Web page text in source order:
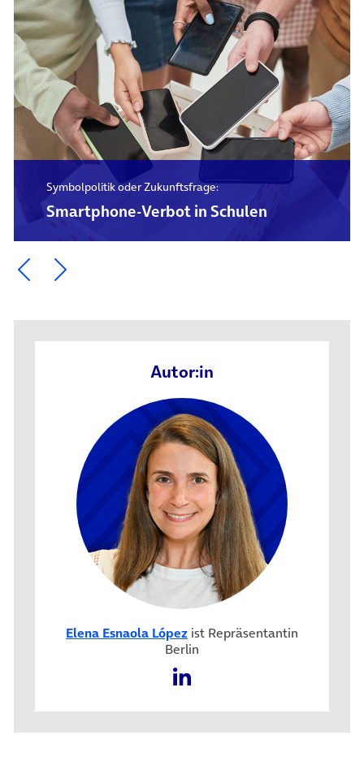
Symbolpolitik oder Zukunftsfrage:
Smartphone-Verbot in Schulen
Ein Element zurück blättern
Ein Element weiter blättern
Autor:in
Elena Esnaola López ist Repräsentantin
Berlin